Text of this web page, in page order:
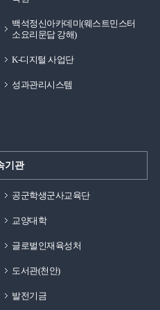
백석정신아카데미(웨스트민스터
소요리문답 강해)
K-디지털 사업단
성과관리시스템
기관
공군학생군사교육단
교양대학
글로벌인재육성처
도서관(천안)
발전기금